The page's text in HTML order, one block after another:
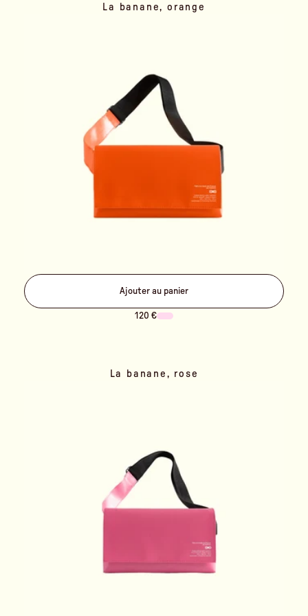
La banane, orange
Ajouter au panier
120 €
La banane, rose